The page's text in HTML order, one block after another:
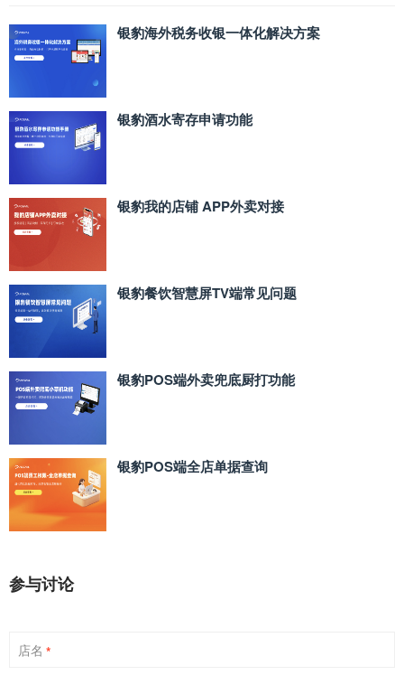
银豹海外税务收银一体化解决方案
银豹酒水寄存申请功能
银豹我的店铺 APP外卖对接
银豹餐饮智慧屏TV端常见问题
银豹POS端外卖兜底厨打功能
银豹POS端全店单据查询
参与讨论
店名 *